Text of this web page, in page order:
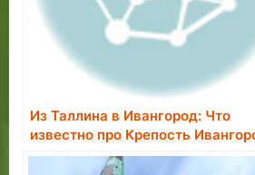
Из Таллина в Ивангород: Что
известно про Крепость
#3